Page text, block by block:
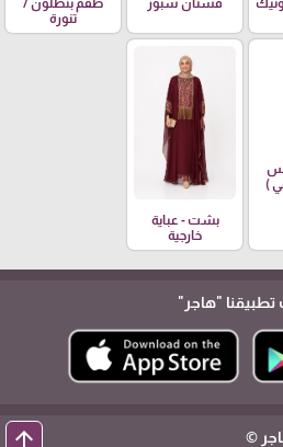
فستان سبور
طقم بنطلون /
تنورة
)
بشت - عباية
خارجية
تطبيقنا "هاجر"
©
arrow_upward